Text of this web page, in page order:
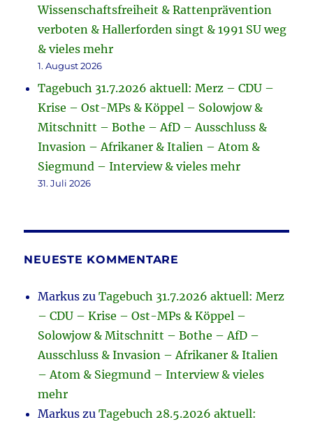
Wissenschaftsfreiheit & Rattenprävention
verboten & Hallerforden singt & 1991 SU weg
& vieles mehr
1. August 2026
Tagebuch 31.7.2026 aktuell: Merz – CDU –
Krise – Ost-MPs & Köppel – Solowjow &
Mitschnitt – Bothe – AfD – Ausschluss &
Invasion – Afrikaner & Italien – Atom &
Siegmund – Interview & vieles mehr
31. Juli 2026
NEUESTE KOMMENTARE
Markus zuTagebuch 31.7.2026 aktuell: Merz
– CDU – Krise – Ost-MPs & Köppel –
Solowjow & Mitschnitt – Bothe – AfD –
Ausschluss & Invasion – Afrikaner & Italien
– Atom & Siegmund – Interview & vieles
mehr
Markus zuTagebuch 28.5.2026 aktuell: